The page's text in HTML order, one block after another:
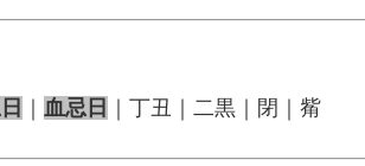
血忌日 ｜丁丑｜二黒｜閉｜觜